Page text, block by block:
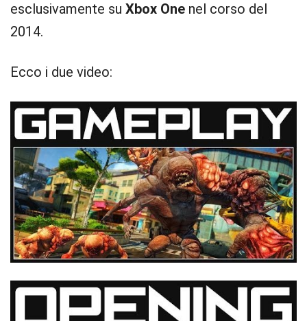
esclusivamente su Xbox One nel corso del
2014.
Ecco i due video: